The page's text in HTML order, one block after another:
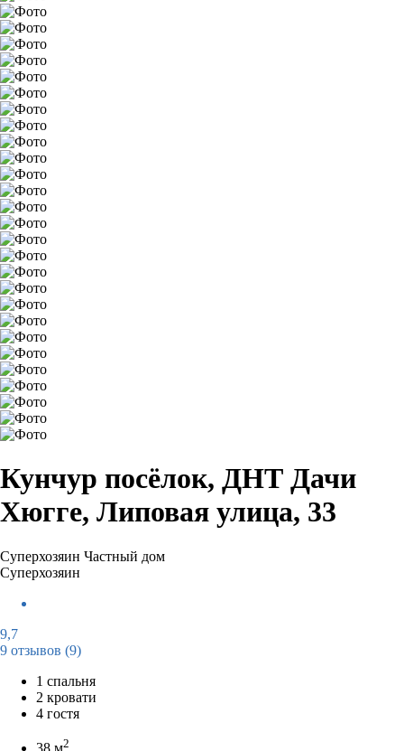
Кунчур посёлок, ДНТ Дачи
Хюгге, Липовая улица, 33
Суперхозяин Частный дом
Суперхозяин
9,7
9 отзывов (9)
1 спальня
2 кровати
4 гостя
2